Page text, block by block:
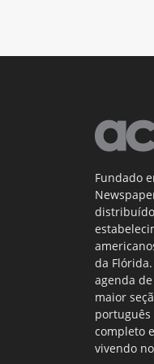
Fundado
da
agenda
maior
português
completo
vivendo